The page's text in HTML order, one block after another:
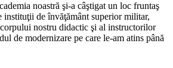
noastră şi-a câştigat un loc fruntaş
instituţii de învăţământ superior militar,
nostru didactic şi al instructorilor
de modernizare pe care le-am atins până